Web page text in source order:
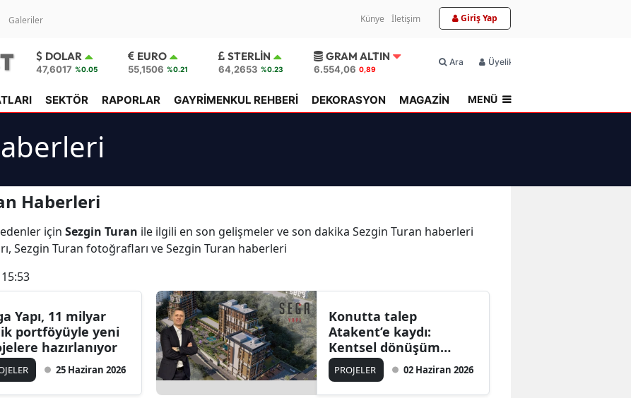
Galeriler Künye İletişim Giriş Yap
DOLAR
47,6017 %0.05
EURO
55,1506 %0.21
STERLIN
64,2653 %0.23
GRAM ALTIN
6.554,06 0,89
Ara Üyelik
SEKTÖR RAPORLAR GAYRİMENKUL REHBERİ DEKORASYON MAGAZİN TOPLU KONUT
MENÜ
Haberleri
için Sezgin Turan ile ilgili en son gelişmeler ve son dakika Sezgin Turan haberleri
Sezgin Turan fotoğrafları ve Sezgin Turan haberleri
Yapı, 11 milyar
portföyüyle yeni
hazırlanıyor
25 Haziran 2026
Konutta talep
Atakent’e kaydı:
Kentsel dönüşüm
ruhsat başvurularını
hızlandırdı
PROJELER 02 Haziran 2026